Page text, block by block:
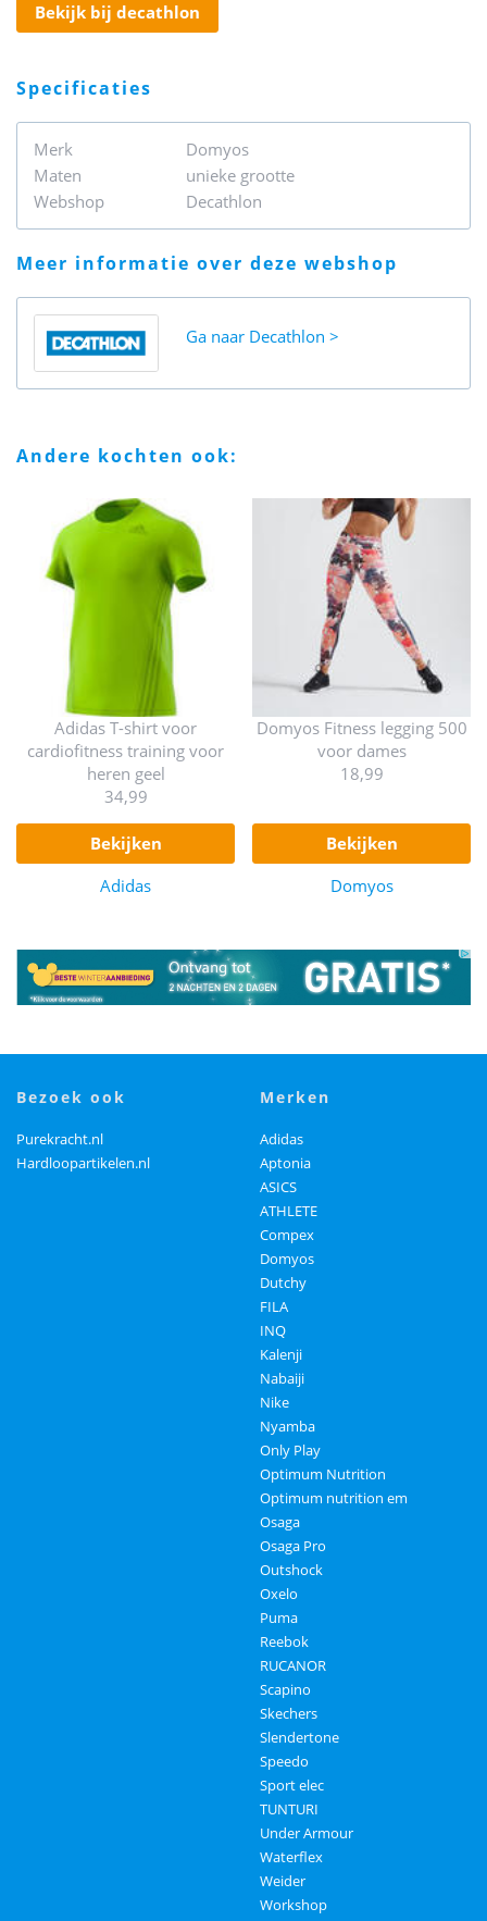
bekijk bij decathlon
specificaties
Merk
Domyos
Maten
unieke grootte
Webshop
Decathlon
meer informatie over deze webshop
Ga naar Decathlon
andere kochten ook:
Adidas T-shirt voor
cardiofitness training voor
heren geel
34,99
bekijken
Adidas
Domyos Fitness legging 500
voor dames
18,99
bekijken
Domyos
bezoek ook
Purekracht.nl
Hardloopartikelen.nl
merken
Adidas
Aptonia
ASICS
ATHLETE
Compex
Domyos
Dutchy
FILA
INQ
Kalenji
Nabaiji
Nike
Nyamba
Only Play
Optimum Nutrition
Optimum nutrition em
Osaga
Osaga Pro
Outshock
Oxelo
Puma
Reebok
RUCANOR
Scapino
Skechers
Slendertone
Speedo
Sport elec
TUNTURI
Under Armour
Waterflex
Weider
Workshop